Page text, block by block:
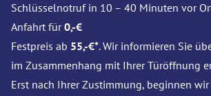
Schlüsselnotruf in 10 – 40 Minuten vor
Anfahrt für0,-€
Festpreis ab 55,-€*. Wir informieren Sie
im Zusammenhang mit Ihrer Türöffnung
Erst nach Ihrer Zustimmung, beginnen